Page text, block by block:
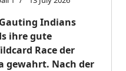
Indians
ihre gute
Race der
gewahrt. Nach der